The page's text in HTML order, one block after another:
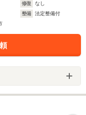
修復
なし
整備
法定整備付